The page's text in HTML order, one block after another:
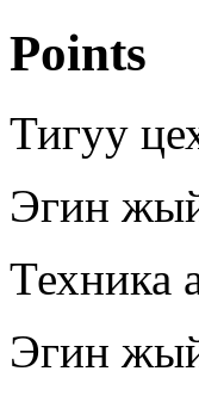
Points
Тигуу
Эгин
Техника
Эгин